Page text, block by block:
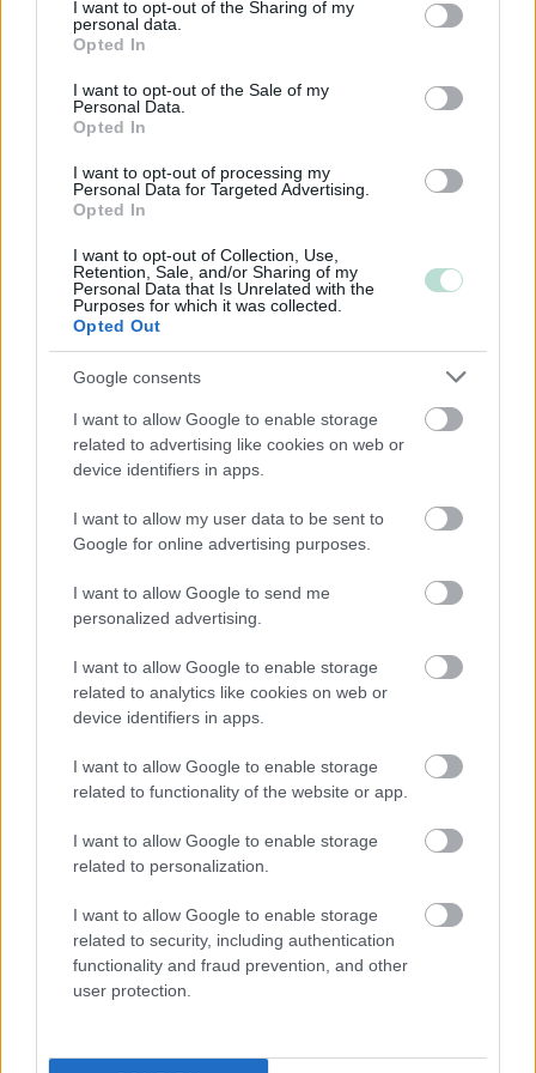
not limited to your visit or usage behaviour. You may click to
grant or deny consent to Google and its third-party tags to
use your data for below specified purposes in below Google
consent section.
I want to opt-out of the Sharing of my
personal data.
Opted In
I want to opt-out of the Sale of my
Personal Data.
Opted In
I want to opt-out of processing my
Personal Data for Targeted Advertising.
Opted In
I want to opt-out of Collection, Use,
Retention, Sale, and/or Sharing of my
Personal Data that Is Unrelated with the
Purposes for which it was collected.
Opted Out
Google consents
I want to allow Google to enable storage
related to advertising like cookies on web or
device identifiers in apps.
I want to allow my user data to be sent to
Google for online advertising purposes.
I want to allow Google to send me
personalized advertising.
I want to allow Google to enable storage
related to analytics like cookies on web or
device identifiers in apps.
I want to allow Google to enable storage
related to functionality of the website or app.
I want to allow Google to enable storage
related to personalization.
I want to allow Google to enable storage
related to security, including authentication
functionality and fraud prevention, and other
user protection.
Yksityinen osakeyhtiö
Kommandiittiyhtiö
Toiminimi
Järjestöt ja yhdistykset
Toimiala
Kuljetusliike­toiminta
Maa-, metsä- ja kalatalous
Majoitus- ja ravitsemistoiminta
Rakentaminen
Teollisuus
Yhdistykset ja järjestöt
Palvelutarjonta
ALV-laskelmat, ilmoitukset verottajalle ja
Henkilöstöhallinnon palvelut
Lakisääteinen kirjanpito
verosuunnittelu)
Maksatuspalvelut
Myyntilaskuihin liittyvät palvelut
Palkkahallinnon palvelut